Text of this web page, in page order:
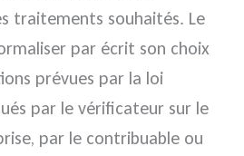
traitements souhaités. Le
par écrit son choix
prévues par la loi
par le vérificateur sur le
par le contribuable ou